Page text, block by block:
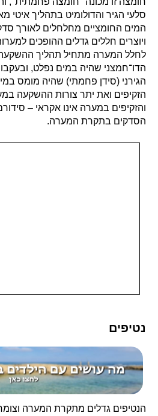
סלעי הגיר והדולומיט בתהליך איטי
המים החומציים מחלחלים לאורך
ויוצרים חללים גדלים ההופכים
לחלל המערה מתחיל תהליך
הדו־חמצני שהיה במים נפלט,
הגירני (סידן פחמתי) שהיה מומס
הזקיפים ואת יתר צורות ההשקעה
והזקיפים במערה אינו אקראי –
הסדקים בתקרת המערה.
נטיפים
הנטיפים גדלים מתקרת המערה